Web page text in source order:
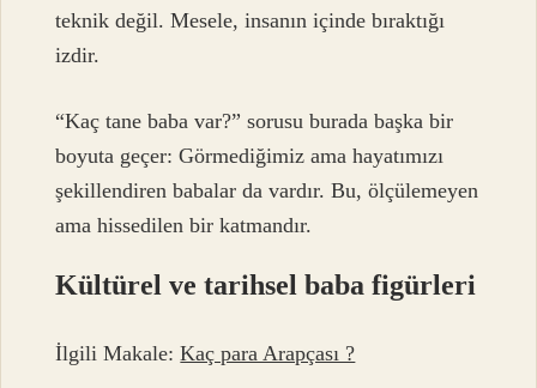
teknik değil. Mesele, insanın içinde bıraktığı
izdir.
“Kaç tane baba var?” sorusu burada başka bir
boyuta geçer: Görmediğimiz ama hayatımızı
şekillendiren babalar da vardır. Bu, ölçülemeyen
ama hissedilen bir katmandır.
Kültürel ve tarihsel baba figürleri
İlgili Makale:Kaç para Arapçası ?